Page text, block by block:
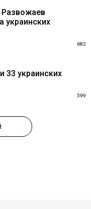
Развожаев
украинских
682
33 украинских
599